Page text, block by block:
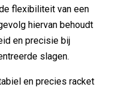
flexibiliteit van een
hiervan behoudt
en precisie bij
slagen.
en precies racket